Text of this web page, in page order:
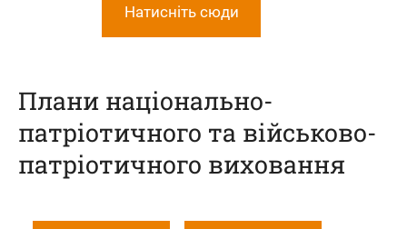
Натисніть сюди
Плани національно-
патріотичного та військово-
патріотичного виховання